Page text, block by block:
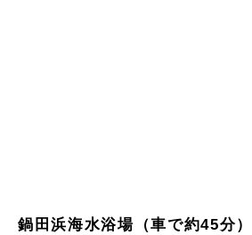
鍋田浜海水浴場（車で約45分）